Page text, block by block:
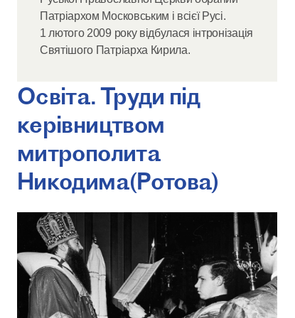
Патріархом Московським і всієї Русі.
1 лютого 2009 року відбулася інтронізація
Святішого Патріарха Кирила.
Освіта. Труди під
керівництвом
митрополита
Никодима(Ротова)